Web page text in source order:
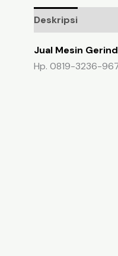
Deskripsi
Jual Mesin
Hp. 0819-3236-